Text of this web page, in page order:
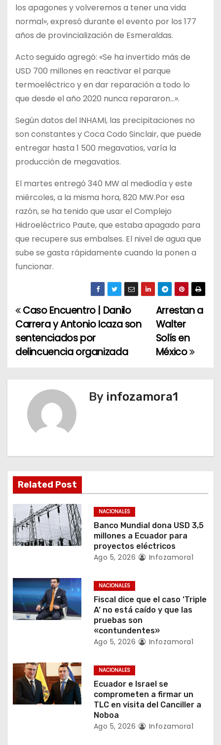
los apagones y volveremos a tener una vida
normal», expresó durante el evento por los 177
años de provincialización de Esmeraldas.
Acto seguido agregó: «Se ha invertido más de
USD 700 millones en reactivar el parque
termoeléctrico y en dar reparación a todo lo
que desde el año 2020 nunca repararon…».
Según datos del INHAMI, las precipitaciones no
son constantes y Coca Codo Sinclair, que puede
entregar hasta 1 500 megavatios, varía la
producción de megavatios.
El martes entregó 340 MW al mediodía y este
miércoles, a la misma hora, 820 MW.Por esa
razón, se ha tenido que usar el Complejo
Hidroeléctrico Paute, que estaba apagado para
que recupere sus embalses. El nivel de agua que
sube se gasta rápidamente cuando la ponen a
funcionar.
N
a
v
e
i
ó
n
d
e
n
t
r
d
a
s
Arrestan a
Walter
Solís en
México
Caso Encuentro | Danilo
Carrera y Antonio Icaza son
sentenciados por
delincuencia organizada
By infozamora1
Related Post
NACIONALES
Banco Mundial dona USD 3,5
millones a Ecuador para
proyectos eléctricos
Ago 5, 2026 Infozamora1
NACIONALES
Fiscal dice que el caso ‘Triple
A’ no está caído y que las
pruebas son
«contundentes»
Ago 5, 2026 Infozamora1
NACIONALES
Ecuador e Israel se
comprometen a firmar un
TLC en visita del Canciller a
Noboa
Ago 5, 2026 Infozamora1